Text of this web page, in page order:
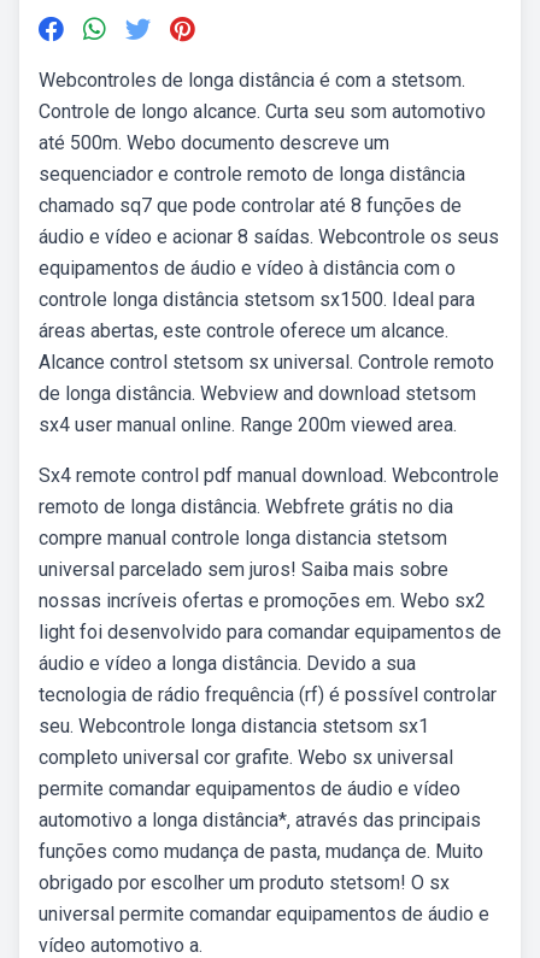
Webcontroles de longa distância é com a stetsom.
Controle de longo alcance. Curta seu som automotivo
até 500m. Webo documento descreve um
sequenciador e controle remoto de longa distância
chamado sq7 que pode controlar até 8 funções de
áudio e vídeo e acionar 8 saídas. Webcontrole os seus
equipamentos de áudio e vídeo à distância com o
controle longa distância stetsom sx1500. Ideal para
áreas abertas, este controle oferece um alcance.
Alcance control stetsom sx universal. Controle remoto
de longa distância. Webview and download stetsom
sx4 user manual online. Range 200m viewed area.
Sx4 remote control pdf manual download. Webcontrole
remoto de longa distância. Webfrete grátis no dia
compre manual controle longa distancia stetsom
universal parcelado sem juros! Saiba mais sobre
nossas incríveis ofertas e promoções em. Webo sx2
light foi desenvolvido para comandar equipamentos de
áudio e vídeo a longa distância. Devido a sua
tecnologia de rádio frequência (rf) é possível controlar
seu. Webcontrole longa distancia stetsom sx1
completo universal cor grafite. Webo sx universal
permite comandar equipamentos de áudio e vídeo
automotivo a longa distância*, através das principais
funções como mudança de pasta, mudança de. Muito
obrigado por escolher um produto stetsom! O sx
universal permite comandar equipamentos de áudio e
vídeo automotivo a.